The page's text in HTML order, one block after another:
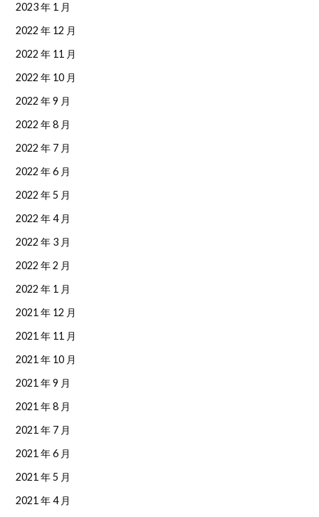
2023 年 1 月
2022 年 12 月
2022 年 11 月
2022 年 10 月
2022 年 9 月
2022 年 8 月
2022 年 7 月
2022 年 6 月
2022 年 5 月
2022 年 4 月
2022 年 3 月
2022 年 2 月
2022 年 1 月
2021 年 12 月
2021 年 11 月
2021 年 10 月
2021 年 9 月
2021 年 8 月
2021 年 7 月
2021 年 6 月
2021 年 5 月
2021 年 4 月